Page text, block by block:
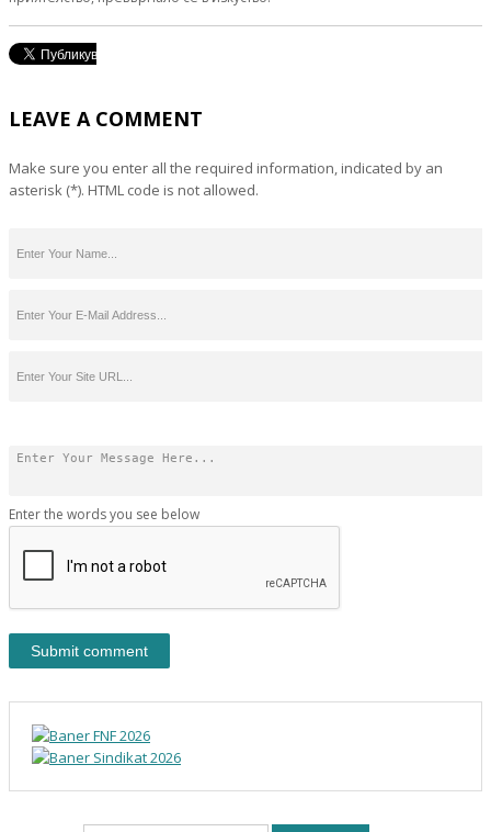
LEAVE A COMMENT
Make sure you enter all the required information, indicated by an
asterisk (*). HTML code is not allowed.
Enter the words you see below